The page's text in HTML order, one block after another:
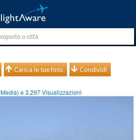
Carica le tue foto Condividi
Media) e3.297Visualizzazioni